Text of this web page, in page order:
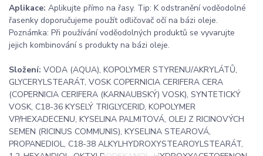
Aplikace: Aplikujte přímo na řasy. Tip: K odstranění voděodolné
řasenky doporučujeme použít odličovač očí na bázi oleje.
Poznámka: Při používání voděodolných produktů se vyvarujte
jejich kombinování s produkty na bázi oleje.
Složení: VODA (AQUA), KOPOLYMER STYRENU/AKRYLÁTŮ,
GLYCERYLSTEARÁT, VOSK COPERNICIA CERIFERA CERA
(COPERNICIA CERIFERA (KARNAUBSKÝ) VOSK), SYNTETICKÝ
VOSK, C18-36 KYSELÝ TRIGLYCERID, KOPOLYMER
VP/HEXADECENU, KYSELINA PALMITOVÁ, OLEJ Z RICINOVÝCH
SEMEN (RICINUS COMMUNIS), KYSELINA STEAROVÁ,
PROPANEDIOL, C18-38 ALKYLHYDROXYSTEAROYLSTEARÁT,